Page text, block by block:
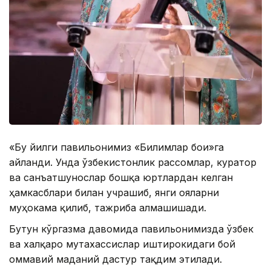
«Бу йилги павильонимиз «Билимлар боғи»га
айланди. Унда ўзбекистонлик рассомлар, куратор
ва санъатшунослар бошқа юртлардан келган
ҳамкасблари билан учрашиб, янги ғояларни
муҳокама қилиб, тажриба алмашишади.
Бутун кўргазма давомида павильонимизда ўзбек
ва халқаро мутахассислар иштирокидаги бой
оммавий маданий дастур тақдим этилади.